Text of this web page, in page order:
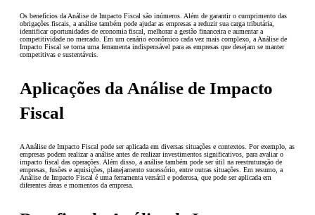
Os benefícios da Análise de Impacto Fiscal são inúmeros. Além de garantir o cumprimento das
obrigações fiscais, a análise também pode ajudar as empresas a reduzir sua carga tributária,
identificar oportunidades de economia fiscal, melhorar a gestão financeira e aumentar a
competitividade no mercado. Em um cenário econômico cada vez mais complexo, a Análise de
Impacto Fiscal se torna uma ferramenta indispensável para as empresas que desejam se manter
competitivas e sustentáveis.
Aplicações da Análise de Impacto
Fiscal
A Análise de Impacto Fiscal pode ser aplicada em diversas situações e contextos. Por exemplo, as
empresas podem realizar a análise antes de realizar investimentos significativos, para avaliar o
impacto fiscal das operações. Além disso, a análise também pode ser útil na reestruturação de
empresas, fusões e aquisições, planejamento sucessório, entre outras situações. Em resumo, a
Análise de Impacto Fiscal é uma ferramenta versátil e poderosa, que pode ser aplicada em
diferentes áreas e momentos da empresa.